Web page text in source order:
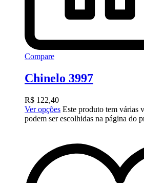
Compare
Chinelo 3997
R$ 122,40
Ver opções Este produto tem várias
podem ser escolhidas na página do